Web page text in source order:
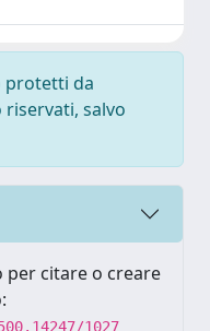
protetti da
salvo
citare o creare
1027